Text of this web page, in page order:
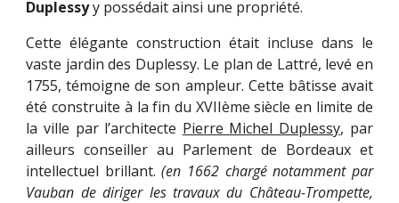
Duplessyy possédait ainsi une propriété.
Cette élégante construction était incluse dans le
vaste jardin des Duplessy. Le plan de Lattré, levé en
1755, témoigne de son ampleur. Cette bâtisse avait
été construite à la fin du XVIIème siècle en limite de
la ville par l’architecte Pierre Michel Duplessy, par
ailleurs conseiller au Parlement de Bordeaux et
intellectuel brillant.(en 1662 chargé notamment par
Vauban de diriger les travaux du Château-Trompette,